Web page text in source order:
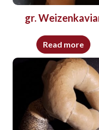
gr.
Read more